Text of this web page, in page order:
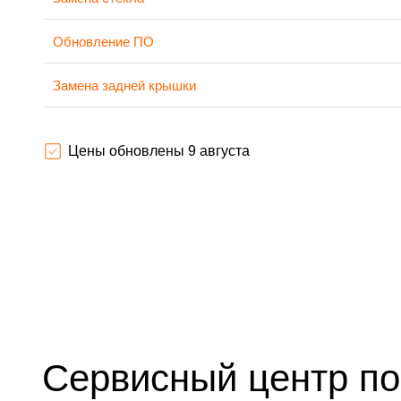
Обновление ПО
Замена задней крышки
Замена NFC антенны
Цены обновлены 9 августа
Сервисный центр